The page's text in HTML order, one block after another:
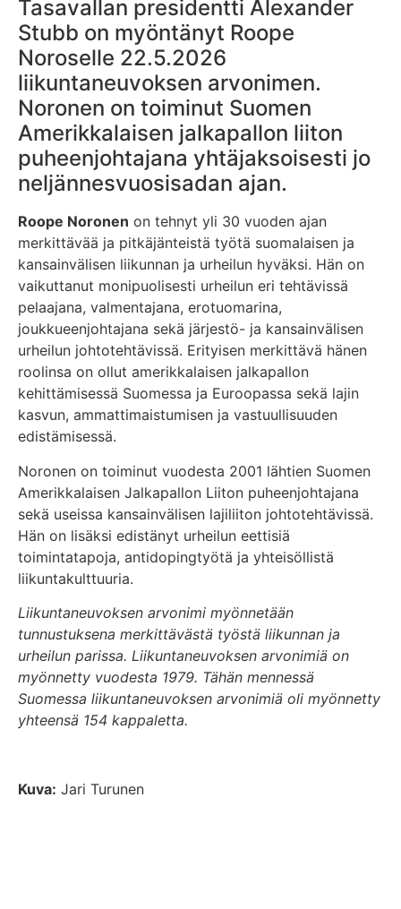
Tasavallan presidentti Alexander
Stubb on myöntänyt Roope
Noroselle 22.5.2026
liikuntaneuvoksen arvonimen.
Noronen on toiminut Suomen
Amerikkalaisen jalkapallon liiton
puheenjohtajana yhtäjaksoisesti jo
neljännesvuosisadan ajan.
Roope Noronen on tehnyt yli 30 vuoden ajan
merkittävää ja pitkäjänteistä työtä suomalaisen ja
kansainvälisen liikunnan ja urheilun hyväksi. Hän on
vaikuttanut monipuolisesti urheilun eri tehtävissä
pelaajana, valmentajana, erotuomarina,
joukkueenjohtajana sekä järjestö- ja kansainvälisen
urheilun johtotehtävissä. Erityisen merkittävä hänen
roolinsa on ollut amerikkalaisen jalkapallon
kehittämisessä Suomessa ja Euroopassa sekä lajin
kasvun, ammattimaistumisen ja vastuullisuuden
edistämisessä.
Noronen on toiminut vuodesta 2001 lähtien Suomen
Amerikkalaisen Jalkapallon Liiton puheenjohtajana
sekä useissa kansainvälisen lajiliiton johtotehtävissä.
Hän on lisäksi edistänyt urheilun eettisiä
toimintatapoja, antidopingtyötä ja yhteisöllistä
liikuntakulttuuria.
Liikuntaneuvoksen arvonimi myönnetään
tunnustuksena merkittävästä työstä liikunnan ja
urheilun parissa. Liikuntaneuvoksen arvonimiä on
myönnetty vuodesta 1979. Tähän mennessä
Suomessa liikuntaneuvoksen arvonimiä oli myönnetty
yhteensä 154 kappaletta.
Kuva: Jari Turunen